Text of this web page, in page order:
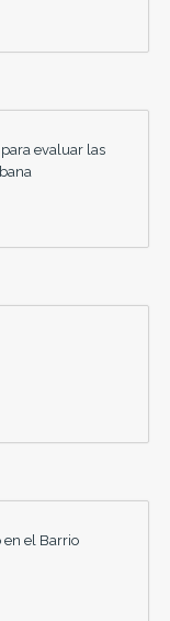
evaluar las
en el Barrio